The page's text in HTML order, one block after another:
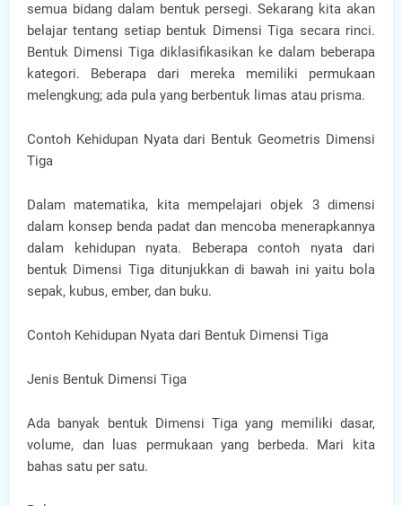
semua bidang dalam bentuk persegi. Sekarang kita akan
belajar tentang setiap bentuk Dimensi Tiga secara rinci.
Bentuk Dimensi Tiga diklasifikasikan ke dalam beberapa
kategori. Beberapa dari mereka memiliki permukaan
melengkung; ada pula yang berbentuk limas atau prisma.
Contoh Kehidupan Nyata dari Bentuk Geometris Dimensi
Tiga
Dalam matematika, kita mempelajari objek 3 dimensi
dalam konsep benda padat dan mencoba menerapkannya
dalam kehidupan nyata. Beberapa contoh nyata dari
bentuk Dimensi Tiga ditunjukkan di bawah ini yaitu bola
sepak, kubus, ember, dan buku.
Contoh Kehidupan Nyata dari Bentuk Dimensi Tiga
Jenis Bentuk Dimensi Tiga
Ada banyak bentuk Dimensi Tiga yang memiliki dasar,
volume, dan luas permukaan yang berbeda. Mari kita
bahas satu per satu.